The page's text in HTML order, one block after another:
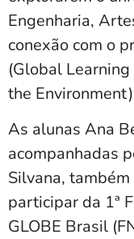
Engenharia,
conexão com o
(Global
the
As alunas Ana
acompanhadas
Silvana,
participar da 1ª
GLOBE Brasil